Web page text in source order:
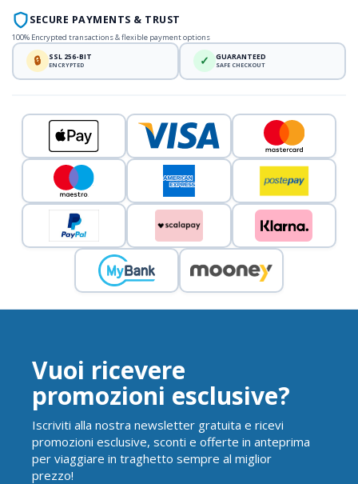
SECURE PAYMENTS & TRUST
100% Encrypted transactions & flexible payment options
🔒 SSL 256-BIT
ENCRYPTED ✓ GUARANTEED
SAFE CHECKOUT
Vuoi ricevere
promozioni esclusive?
Iscriviti alla nostra newsletter gratuita e ricevi
promozioni esclusive, sconti e offerte in anteprima
per viaggiare in traghetto sempre al miglior
prezzo!